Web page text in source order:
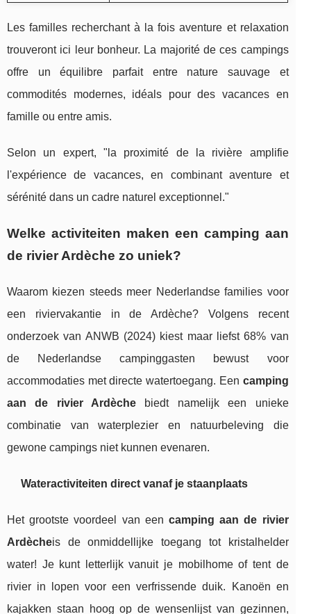
Les familles recherchant à la fois aventure et relaxation
trouveront ici leur bonheur. La majorité de ces campings
offre un équilibre parfait entre nature sauvage et
commodités modernes, idéals pour des vacances en
famille ou entre amis.
Selon un expert, "la proximité de la rivière amplifie
l'expérience de vacances, en combinant aventure et
sérénité dans un cadre naturel exceptionnel."
Welke activiteiten maken een camping aan
de rivier Ardèche zo uniek?
Waarom kiezen steeds meer Nederlandse families voor
een riviervakantie in de Ardèche? Volgens recent
onderzoek van ANWB (2024) kiest maar liefst 68% van
de Nederlandse campinggasten bewust voor
accommodaties met directe watertoegang. Een camping
aan de rivier Ardèche biedt namelijk een unieke
combinatie van waterplezier en natuurbeleving die
gewone campings niet kunnen evenaren.
Wateractiviteiten direct vanaf je staanplaats
Het grootste voordeel van een camping aan de rivier
Ardècheis de onmiddellijke toegang tot kristalhelder
water! Je kunt letterlijk vanuit je mobilhome of tent de
rivier in lopen voor een verfrissende duik. Kanoën en
kajakken staan hoog op de wensenlijst van gezinnen,